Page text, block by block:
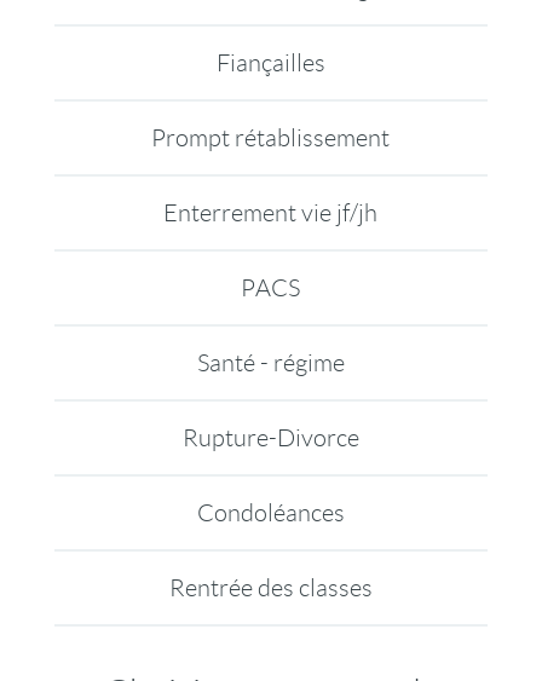
Fiançailles
Prompt rétablissement
Enterrement vie jf/jh
PACS
Santé - régime
Rupture-Divorce
Condoléances
Rentrée des classes